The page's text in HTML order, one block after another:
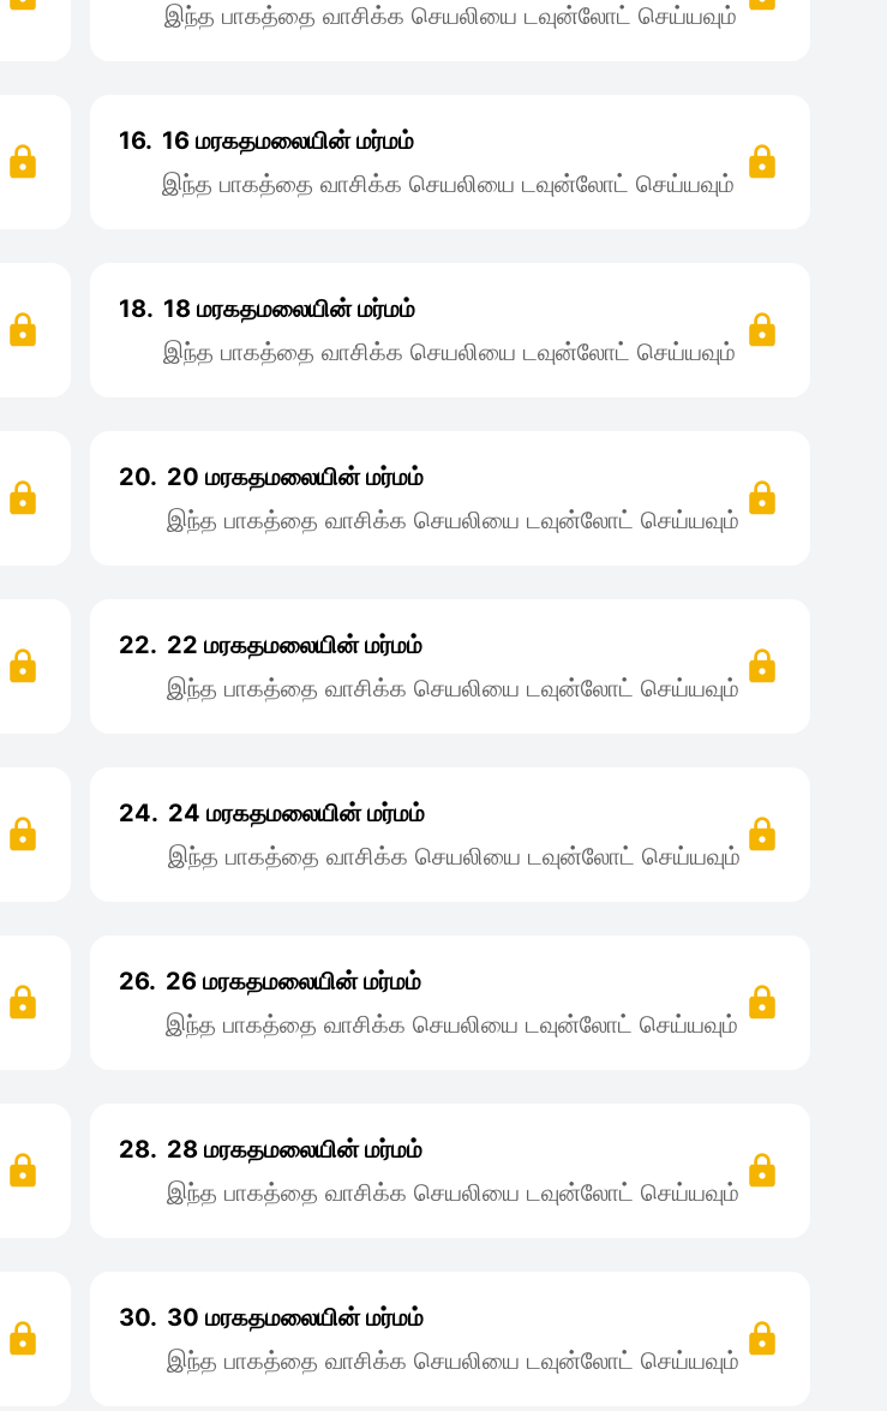
இந்த பாகத்தை வாசிக்க செயலியை டவுன்லோட் செய்யவும்
16. 16 மரகதமலையின் மர்மம்
இந்த பாகத்தை வாசிக்க செயலியை டவுன்லோட் செய்யவும்
18. 18 மரகதமலையின் மர்மம்
இந்த பாகத்தை வாசிக்க செயலியை டவுன்லோட் செய்யவும்
20. 20 மரகதமலையின் மர்மம்
இந்த பாகத்தை வாசிக்க செயலியை டவுன்லோட் செய்யவும்
22. 22 மரகதமலையின் மர்மம்
இந்த பாகத்தை வாசிக்க செயலியை டவுன்லோட் செய்யவும்
24. 24 மரகதமலையின் மர்மம்
இந்த பாகத்தை வாசிக்க செயலியை டவுன்லோட் செய்யவும்
26. 26 மரகதமலையின் மர்மம்
இந்த பாகத்தை வாசிக்க செயலியை டவுன்லோட் செய்யவும்
28. 28 மரகதமலையின் மர்மம்
இந்த பாகத்தை வாசிக்க செயலியை டவுன்லோட் செய்யவும்
30. 30 மரகதமலையின் மர்மம்
இந்த பாகத்தை வாசிக்க செயலியை டவுன்லோட் செய்யவும்